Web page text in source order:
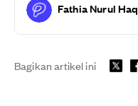
Fathia Nurul Haq
Bagikan artikel ini